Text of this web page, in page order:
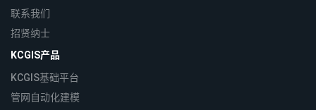
联系我们
招贤纳士
KCGIS产品
KCGIS基础平台
管网自动化建模